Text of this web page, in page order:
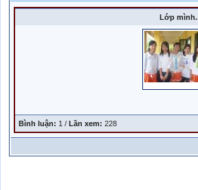
Lớp mình.
Bình luận: 1 / Lần xem: 228